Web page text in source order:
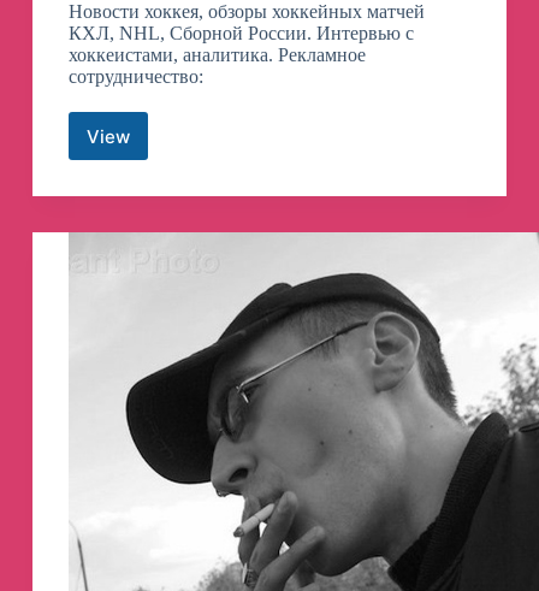
Новости хоккея, обзоры хоккейных матчей
КХЛ, NHL, Сборной России. Интервью с
хоккеистами, аналитика. Рекламное
сотрудничество:
ViewAllHockey.ru
канал